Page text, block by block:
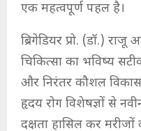
एक महत्वपूर्ण पहल है।
ब्रिगेडियर प्रो. (डॉ.)
चिकित्सा का भविष्य
और निरंतर कौशल
हृदय रोग विशेषज्ञों से
दक्षता हासिल कर मरीजों